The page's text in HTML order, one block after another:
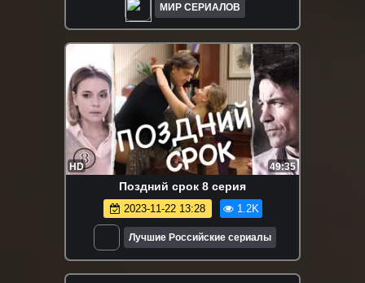
МИР СЕРИАЛОВ
HD 49:35
Пoздний cpок 8 серия
2023-11-22 13:28 1.2K
Лучшие Российские сериалы